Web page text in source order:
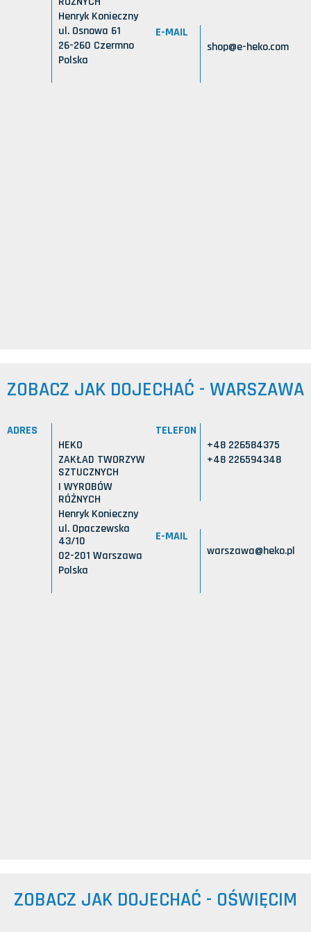
Henryk Konieczny
ul. Osnowa 61
26-260 Czermno
Polska
E-MAIL
shop@e-heko.com
ZOBACZ JAK DOJECHAĆ - WARSZAWA
ADRES
HEKO
ZAKŁAD TWORZYW
SZTUCZNYCH
I WYROBÓW
RÓŻNYCH
Henryk Konieczny
ul. Opaczewska
43/10
02-201 Warszawa
Polska
TELEFON
+48 226584375
+48 226594348
E-MAIL
warszawa@heko.pl
ZOBACZ JAK DOJECHAĆ - OŚWIĘCIM